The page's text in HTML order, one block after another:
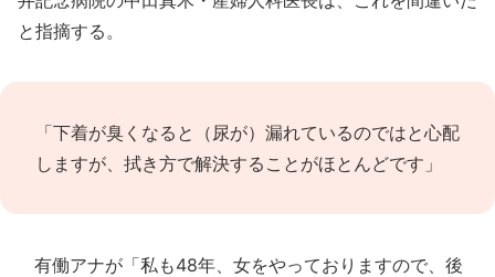
と指摘する。
「下着が臭くなると（尿が）漏れているのではと心配
しますが、拭き方で解決することがほとんどです」
有働アナが「私も48年、女をやっておりますので、後